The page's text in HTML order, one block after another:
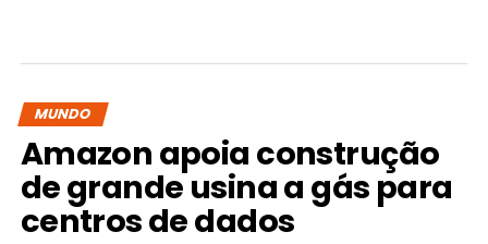
MUNDO
Amazon apoia construção
de grande usina a gás para
centros de dados